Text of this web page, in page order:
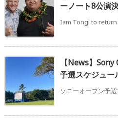
ーノート8公演
Iam Tongi to return
【News】
予選スケジュー
ソニーオープン予